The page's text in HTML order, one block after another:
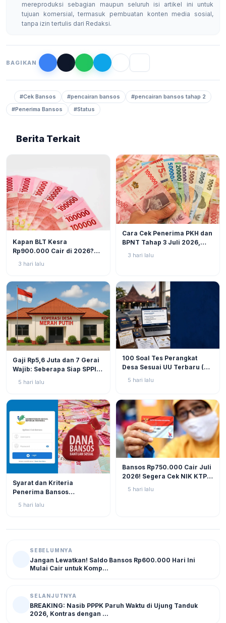
mereproduksi sebagian maupun seluruh isi artikel ini untuk
tujuan komersial, termasuk pembuatan konten media sosial,
tanpa izin tertulis dari Redaksi.
BAGIKAN
#Cek Bansos #pencairan bansos
#pencairan bansos tahap 2
#Penerima Bansos
#Status
Berita Terkait
Kapan BLT Kesra
Rp900.000 Cair di 2026?
Simak Prediksi dan
3 hari lalu
Cara Cek Penerima PKH dan
BPNT Tahap 3 Juli 2026,
Bansos Sudah Mulai Cair!
3 hari lalu
Gaji Rp5,6 Juta dan 7 Gerai
Wajib: Seberapa Siap SPPI
5 hari lalu
100 Soal Tes Perangkat
Desa Sesuai UU Terbaru (UU
No. 3 Tahun 2024 & PP No.
5 hari lalu
Syarat dan Kriteria
Penerima Bansos
Rp750.000 Juli 2026, Cek
5 hari lalu
Bansos Rp750.000 Cair Juli
2026! Segera Cek NIK KTP
5 hari lalu
SEBELUMNYA
Jangan Lewatkan! Saldo Bansos Rp600.000 Hari Ini
Mulai Cair untuk Komp...
SELANJUTNYA
BREAKING: Nasib PPPK Paruh Waktu di Ujung Tanduk
2026, Kontras dengan ...